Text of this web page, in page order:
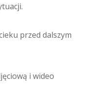
przed dalszym
i wideo